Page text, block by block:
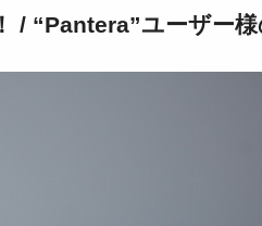
/ “Pantera”ユーザー